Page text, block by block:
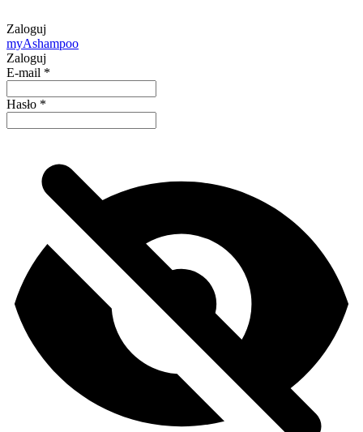
Zaloguj
myAshampoo
Zaloguj
E-mail *
Hasło *